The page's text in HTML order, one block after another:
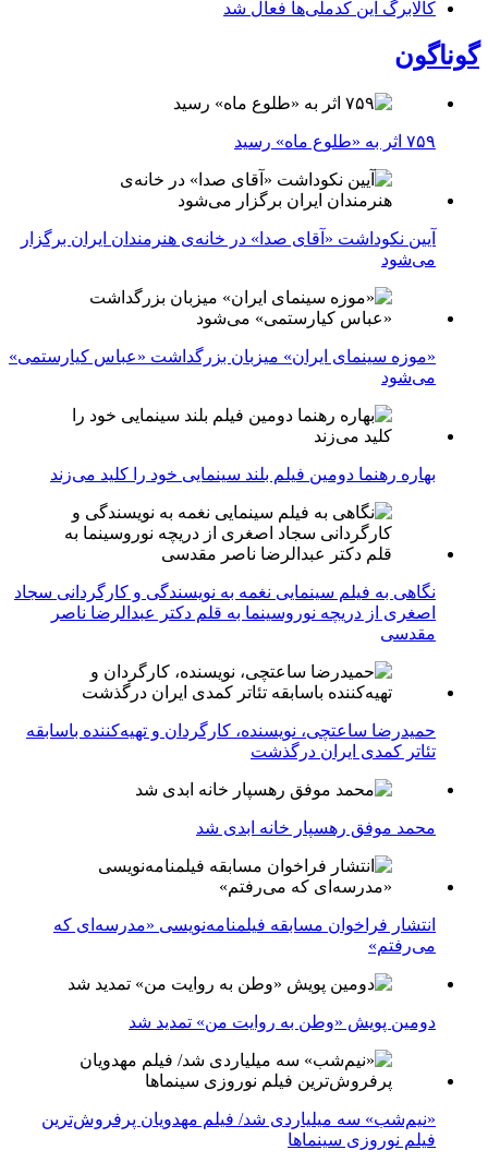
کالابرگ این کدملی‌ها فعال شد
گوناگون
۷۵۹ اثر به «طلوع ماه» رسید
آیین نکوداشت «آقای صدا» در خانه‌ی هنرمندان ایران برگزار
می‌شود
«موزه سینمای ایران» میزبان بزرگداشت «عباس کیارستمی»
می‌شود
بهاره رهنما دومین فیلم بلند سینمایی خود را کلید می‌زند
نگاهی به فیلم سینمایی نغمه به نویسندگی و کارگردانی سجاد
اصغری از دریچه نوروسینما به قلم دکتر عبدالرضا ناصر
مقدسی
حمیدرضا ساعتچی، نویسنده، کارگردان و تهیه‌کننده باسابقه
تئاتر کمدی ایران درگذشت
محمد موفق رهسپار خانه ابدی شد
انتشار فراخوان مسابقه فیلمنامه‌نویسی «مدرسه‌ای که
می‌رفتم»
دومین پویش «وطن به روایت من» تمدید شد
«نیم‌شب» سه میلیاردی شد/ فیلم مهدویان پرفروش‌ترین
فیلم نوروزی سینماها